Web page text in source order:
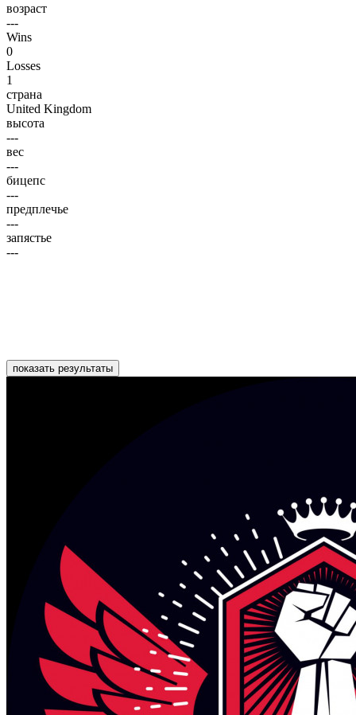
возраст
---
Wins
0
Losses
1
страна
United Kingdom
высота
---
вес
---
бицепс
---
предплечье
---
запястье
---
показать результаты